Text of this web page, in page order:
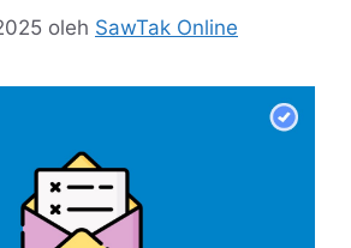
oleh SawTak Online